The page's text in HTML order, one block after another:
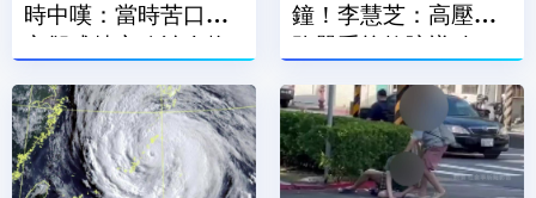
時中嘆：當時苦口婆
心卻成特定政治人物
鐘！李慧芝：高壓斷
路器系統故障導致